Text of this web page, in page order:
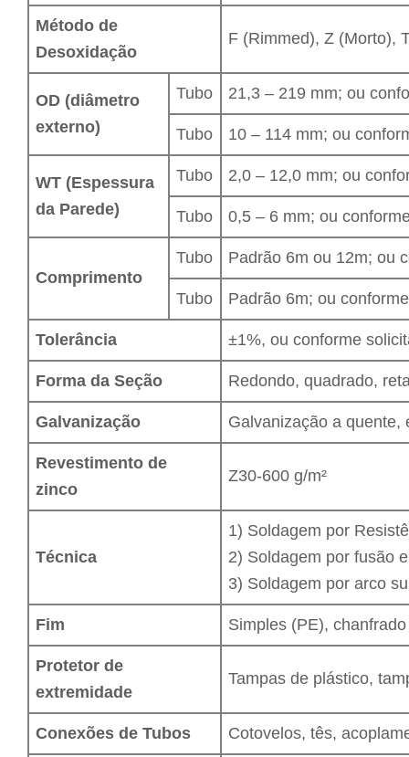
Método de
Desoxidação
F (Rimmed), Z (Morto),
OD (diâmetro
externo)
Tubo 21,3 – 219 mm; ou
Tubo 10 – 114 mm; ou
WT (Espessura
da Parede)
Tubo 2,0 – 12,0 mm; ou
Tubo 0,5 – 6 mm; ou
Comprimento
Tubo Padrão 6m ou 12m; ou
Tubo Padrão 6m; ou
Tolerância ±1%, ou conforme
Forma da Seção Redondo, quadrado,
Galvanização Galvanização a quente,
Revestimento de
zinco
Z30-600 g/m²
Técnica
1) Soldagem por
2) Soldagem por fusão
3) Soldagem por arco
Fim Simples (PE),
Protetor de
extremidade
Tampas de plástico,
Conexões de Tubos Cotovelos, tês,